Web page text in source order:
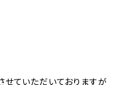
ていただいておりますが